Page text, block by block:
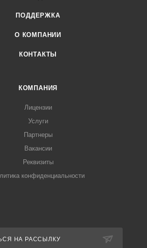
ПОДДЕРЖКА
О КОМПАНИИ
КОНТАКТЫ
КОМПАНИЯ
Лицензии
Услуги
Партнеры
Вакансии
Реквизиты
конфиденциальности
НА РАССЫЛКУ